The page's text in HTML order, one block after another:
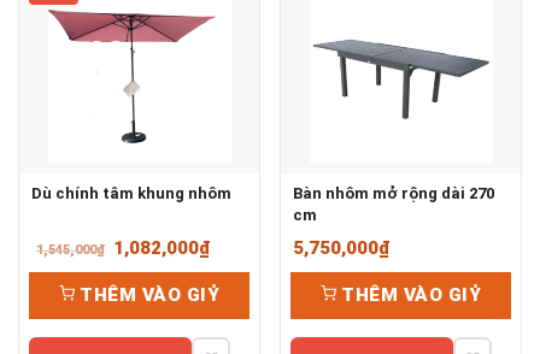
Dù chính tâm khung nhôm
1,545,000₫
Giá
gốc
là:
1,545,000₫.
1,082,000₫Giá
hiện
tại
là:
THÊM VÀO GIỶ
Bàn nhôm mở rộng dài 270
cm
5,750,000₫
THÊM VÀO GIỶ